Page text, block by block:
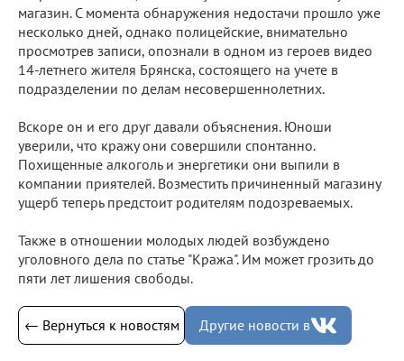
магазин. С момента обнаружения недостачи прошло уже
несколько дней, однако полицейские, внимательно
просмотрев записи, опознали в одном из героев видео
14-летнего жителя Брянска, состоящего на учете в
подразделении по делам несовершеннолетних.
Вскоре он и его друг давали объяснения. Юноши
уверили, что кражу они совершили спонтанно.
Похищенные алкоголь и энергетики они выпили в
компании приятелей. Возместить причиненный магазину
ущерб теперь предстоит родителям подозреваемых.
Также в отношении молодых людей возбуждено
уголовного дела по статье "Кража". Им может грозить до
пяти лет лишения свободы.
← Вернуться к новостям Другие новости в